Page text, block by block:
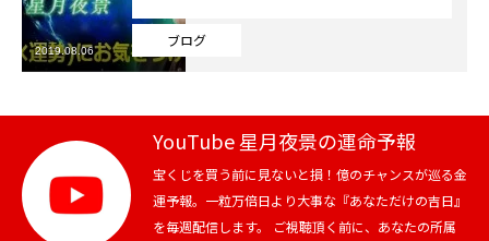
お知らせ
芸能界
テニス
スポーツ
競馬
ブログ
2019.08.06
YouTube 星月夜景の運命予報
宝くじを買う前に見ないと損！億のチャンスが巡る金
運予報。一粒万倍日より大事な『あなただけの吉日』
を毎週配信します。 ご視聴頂く前に、あなたの所属